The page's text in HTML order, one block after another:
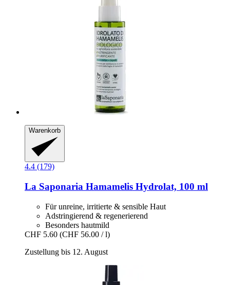
Warenkorb
4.4 (179)
La Saponaria Hamamelis Hydrolat, 100 ml
Für unreine, irritierte & sensible Haut
Adstringierend & regenerierend
Besonders hautmild
CHF 5.60 (CHF 56.00 / l)
Zustellung bis 12. August